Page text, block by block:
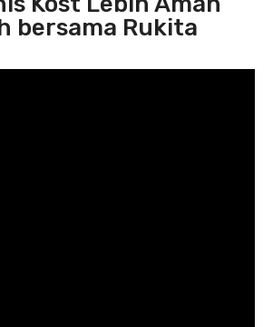
bersama Rukita